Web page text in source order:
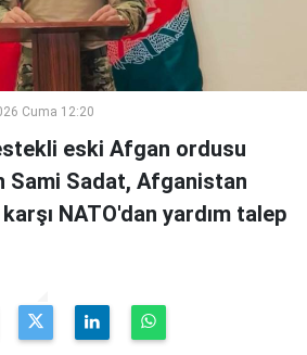
Cuma 12:20
eski Afgan ordusu
Sami Sadat, Afganistan
NATO'dan yardım talep